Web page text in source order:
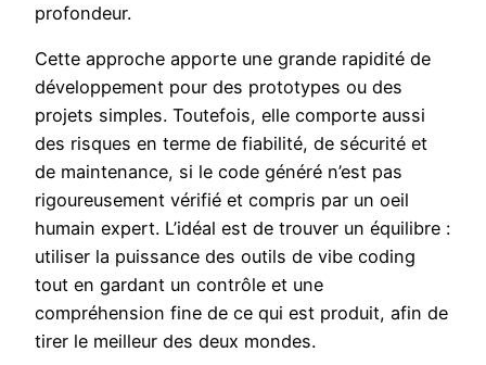
profondeur.
Cette approche apporte une grande rapidité de
développement pour des prototypes ou des
projets simples. Toutefois, elle comporte aussi
des risques en terme de fiabilité, de sécurité et
de maintenance, si le code généré n’est pas
rigoureusement vérifié et compris par un oeil
humain expert. L’idéal est de trouver un équilibre :
utiliser la puissance des outils de vibe coding
tout en gardant un contrôle et une
compréhension fine de ce qui est produit, afin de
tirer le meilleur des deux mondes.